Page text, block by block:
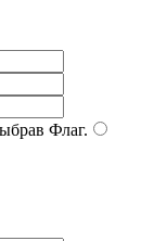
Флаг.